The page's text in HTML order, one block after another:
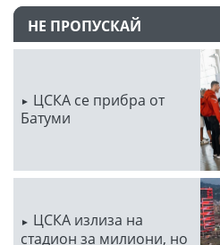
НЕ ПРОПУСКАЙ
ЦСКА се прибра от
Батуми
ЦСКА излиза на
стадион за милиони, но